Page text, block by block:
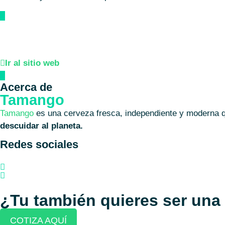
Ir al sitio web
Acerca de
Tamango
Tamango es una cerveza fresca, independiente y
descuidar al planeta.
Redes sociales
¿Tu también quieres ser
COTIZA AQUÍ